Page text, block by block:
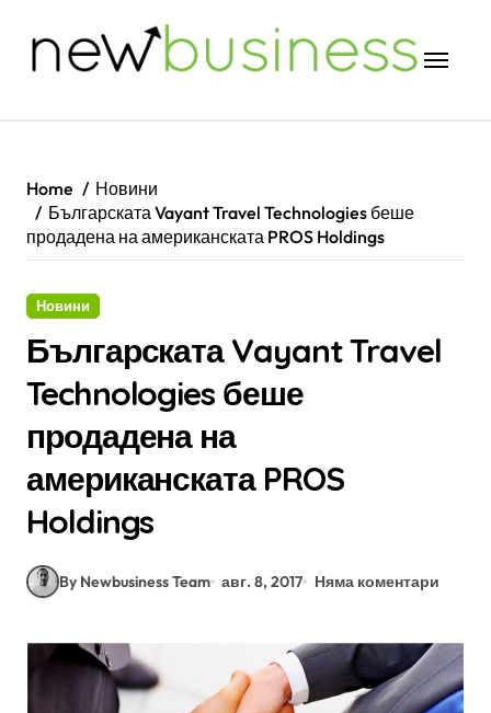
Home
Новини
Българската Vayant Travel Technologies беше
продадена на американската PROS Holdings
Новини
Българската Vayant Travel
Technologies беше
продадена на
американската PROS
Holdings
By Newbusiness Team авг. 8, 2017 Няма коментари